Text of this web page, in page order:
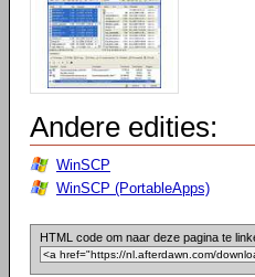
Andere edities:
WinSCP
WinSCP (PortableApps)
HTML code om naar deze pagina te